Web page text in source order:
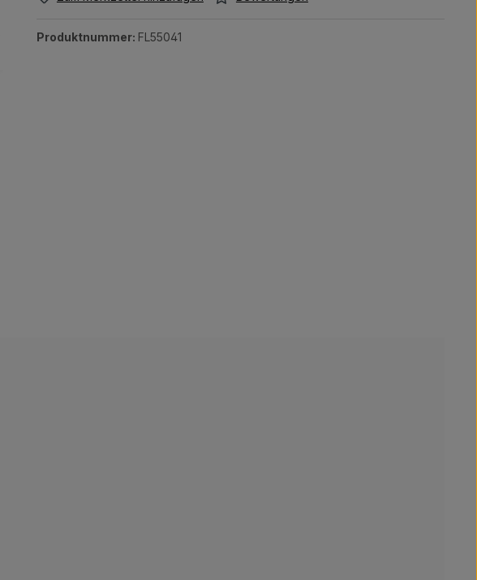
Produktnummer: FL55041